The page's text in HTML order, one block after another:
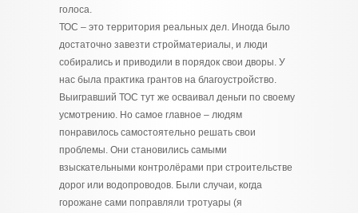
голоса.
ТОС – это территория реальных дел. Иногда было
достаточно завезти стройматериалы, и люди
собирались и приводили в порядок свои дворы. У
нас была практика грантов на благоустройство.
Выигравший ТОС тут же осваивал деньги по своему
усмотрению. Но самое главное – людям
понравилось самостоятельно решать свои
проблемы. Они становились самыми
взыскательными контролёрами при строительстве
дорог или водопроводов. Были случаи, когда
горожане сами поправляли тротуары (я